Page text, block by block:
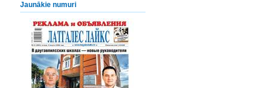
Jaunākie numuri